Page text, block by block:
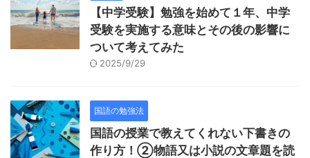
【中学受験】勉強を始めて１年、中学
受験を実施する意味とその後の影響に
ついて考えてみた
2025/9/29
国語の勉強法
国語の授業で教えてくれない下書きの
作り方！②物語又は小説の文章題を読